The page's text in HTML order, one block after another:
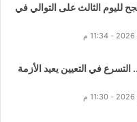
لليوم الثالث على التوالي في
في التعيين يعيد الأزمة